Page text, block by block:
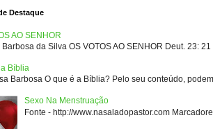
Destaque
AO SENHOR
Barbosa da Silva OS VOTOS AO SENHOR Deut. 23:
Bíblia
Barbosa O que é a Bíblia? Pelo seu conteúdo,
Sexo Na Menstruação
Fonte - http://www.nasaladopastor.com